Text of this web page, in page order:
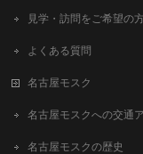
見学・訪問をご希望の
よくある質問
名古屋モスク
名古屋モスクへの交通
名古屋モスクの歴史